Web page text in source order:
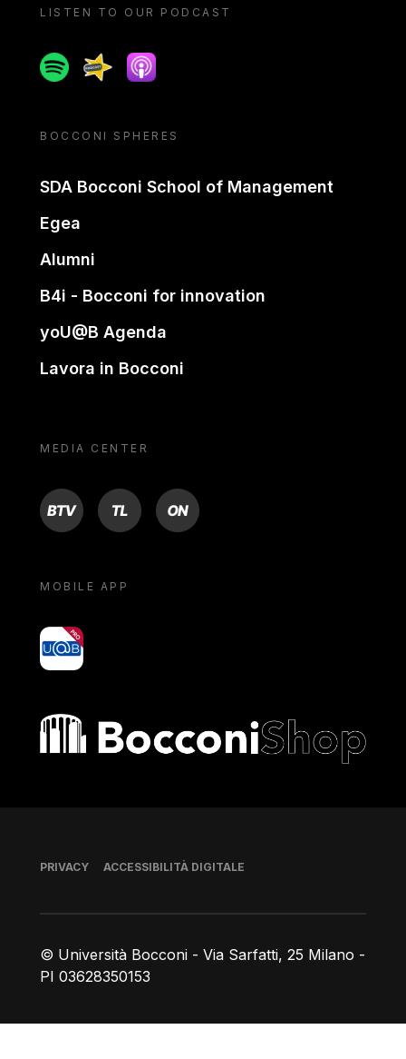
LISTEN TO OUR PODCAST
SpotifySpreakerApple podcast
BOCCONI SPHERES
SDA Bocconi School of Management
Egea
Alumni
B4i - Bocconi for innovation
yoU@B Agenda
Lavora in Bocconi
MEDIA CENTER
BTV TL ON
MOBILE APP
yoU@B
Bocconi shop
© Università Bocconi - Via Sarfatti, 25 Milano -
PI 03628350153
Piè di pagina
PRIVACY ACCESSIBILITÀ DIGITALE